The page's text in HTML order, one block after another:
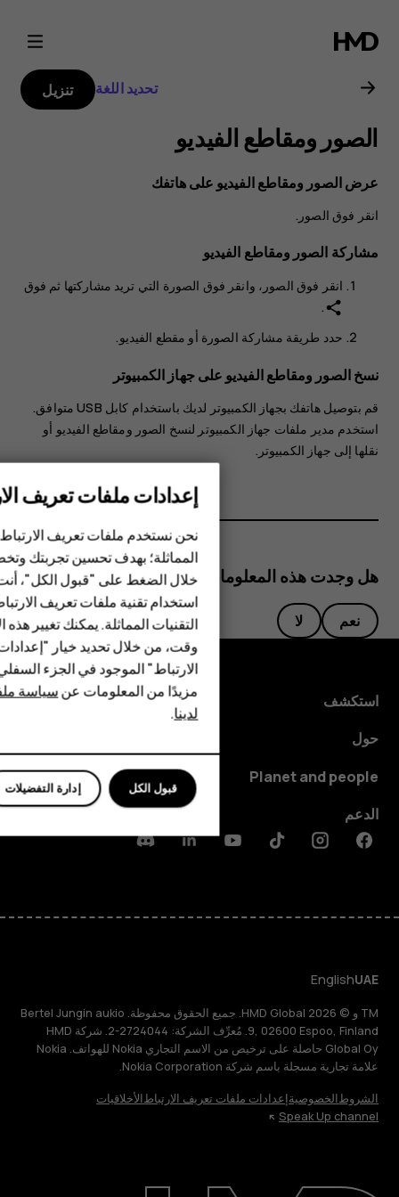
دليل
مستخدم
Nokia
G11
Plus
الهواتف الذكية
الهواتف المميزة
الأكسسوارات
HMD Terra M
HMD Watch
للأعمال
تحديد اللغة تنزيل
الصور ومقاطع الفيديو
عرض الصور ومقاطع الفيديو على هاتفك
انقر فوق الصور .
مشاركة الصور ومقاطع الفيديو
انقر فوق الصور ، وانقر فوق الصورة التي تريد مشاركتها ثم فوق
share
.
حدد طريقة مشاركة الصورة أو مقطع الفيديو.
نسخ الصور ومقاطع الفيديو على جهاز الكمبيوتر
قم بتوصيل هاتفك بجهاز الكمبيوتر لديك باستخدام كابل USB متوافق.
استخدم مدير ملفات جهاز الكمبيوتر لنسخ الصور ومقاطع الفيديو أو
نقلها إلى جهاز الكمبيوتر.
هل وجدت هذه المعلومات مفيدة؟
نعم لا
استكشف
حول
Planet and people
الدعم
Facebook
Instagram
Tiktok
Youtube
Linkedin
Discord
UAE
English
TM و © 2026 HMD Global. جميع الحقوق محفوظة. Bertel Jungin aukio
9, 02600 Espoo, Finland. مُعرِّف الشركة: 2724044-2. شركة HMD
Global Oy حاصلة على ترخيص من الاسم التجاري Nokia للهواتف. Nokia
علامة تجارية مسجلة باسم شركة Nokia Corporation.
الشروطالخصوصيةإعدادات ملفات تعريف الارتباطالأخلاقيات
Speak Up channel
إعدادات ملفات تعريف
نحن نستخدم ملفات تعريف
المماثلة؛ بهدف تحسين تجربتك
خلال الضغط على "قبول الكل"،
استخدام تقنية ملفات تعريف
التقنيات المماثلة. يمكنك تغيير
وقت، من خلال تحديد خيار
الارتباط" الموجود في الجزء
مزيدًا من المعلومات عنسياسة
لدينا.
إدارة التفضيلات قبول الكل